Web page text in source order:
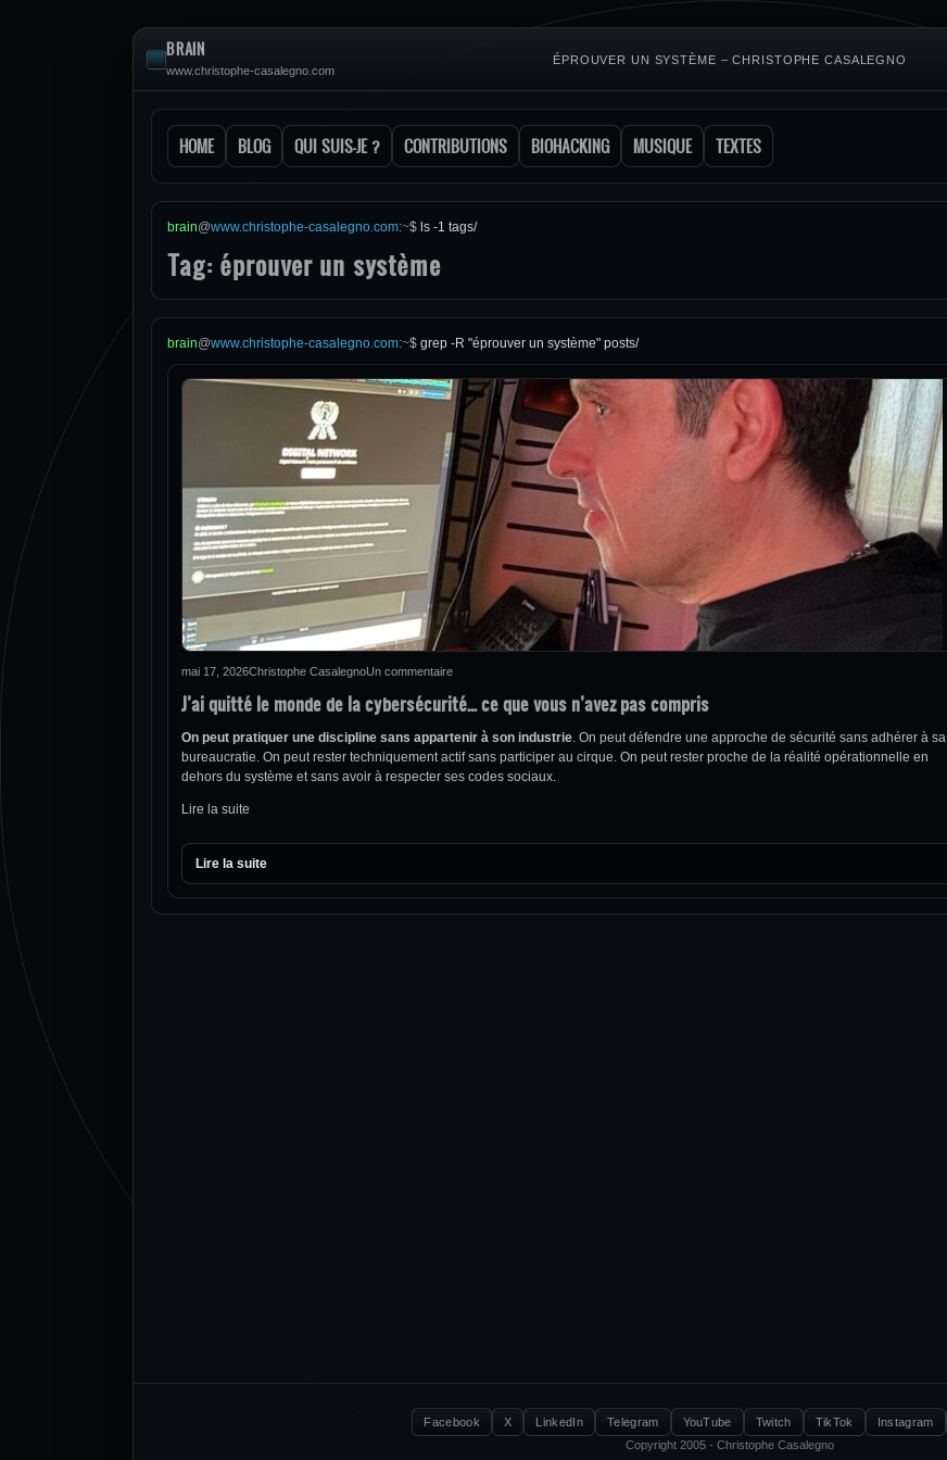
BRAIN
www.christophe-casalegno.com
ÉPROUVER UN SYSTÈME – CHRISTOPHE CASALEGNO
HOME BLOG QUI SUIS-JE ? CONTRIBUTIONS BIOHACKING MUSIQUE TEXTES
brain@www.christophe-casalegno.com:~$ ls -1 tags/
Tag: éprouver un système
brain@www.christophe-casalegno.com:~$ grep -R "éprouver un système" posts/
mai 17, 2026Christophe CasalegnoUn commentaire
J’ai quitté le monde de la cybersécurité… ce que vous n’avez pas compris
On peut pratiquer une discipline sans appartenir à son industrie. On peut défendre une approche de sécurité sans adhérer à sa
bureaucratie. On peut rester techniquement actif sans participer au cirque. On peut rester proche de la réalité opérationnelle en
dehors du système et sans avoir à respecter ses codes sociaux.
Lire la suite
Lire la suite
Facebook X LinkedIn Telegram YouTube Twitch TikTok Instagram
Copyright 2005 - Christophe Casalegno